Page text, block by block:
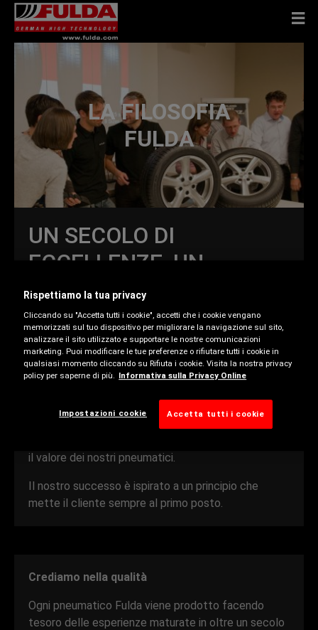
LA FILOSOFIA
FULDA
UN SECOLO DI
ECCELLENZE, UN
FUTURO RICCO DI
TRAGUARDI
Fulda produce pneumatici da oltre 100 anni e si sta
affermando come uno dei marchi più popolari del
mercato tedesco.
il valore dei nostri pneumatici.
Il nostro successo è ispirato a un principio che
mette il cliente sempre al primo posto.
Crediamo nella qualità
Ogni pneumatico Fulda viene prodotto facendo
tesoro delle esperienze maturate in oltre un secolo
Rispettiamo la tua privacy
Cliccando su "Accetta tutti i cookie", accetti che i cookie vengano
memorizzati sul tuo dispositivo per migliorare la navigazione sul sito,
analizzare il sito utilizzato e supportare le nostre comunicazioni
marketing. Puoi modificare le tue preferenze o rifiutare tutti i cookie in
qualsiasi momento cliccando su Rifiuta i cookie. Visita la nostra privacy
policy per saperne di più. Informativa sulla Privacy Online
Impostazioni cookie Accetta tutti i cookie